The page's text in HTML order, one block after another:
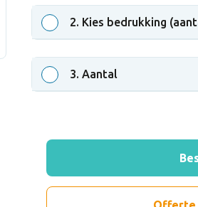
2. Kies bedrukking
3. Aantal